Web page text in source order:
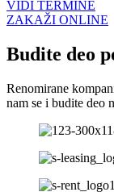
VIDI TERMINE
ZAKAŽI ONLINE
Budite deo
Renomirane
nam se i budite deo